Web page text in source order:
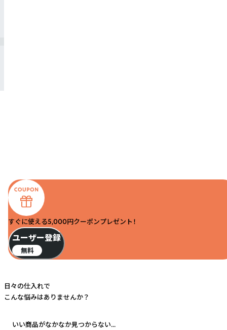
すぐに使える5,000円クーポンプレゼント！
ユーザー登録
無料
日々の仕入れで
こんな悩みはありませんか？
いい商品がなかなか見つからない...